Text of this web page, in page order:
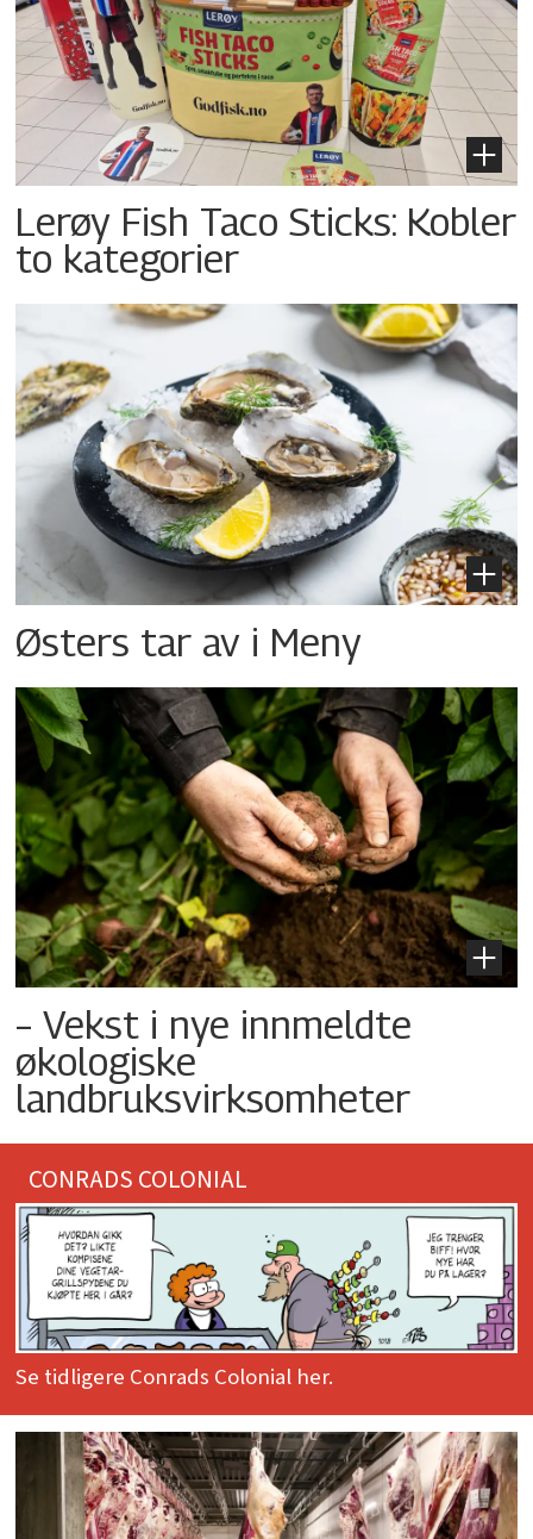
Lerøy Fish Taco Sticks: Kobler
to kategorier
Østers tar av i Meny
– Vekst i nye innmeldte
økologiske
landbruksvirksomheter
CONRADS COLONIAL
Se tidligere Conrads Colonial her.